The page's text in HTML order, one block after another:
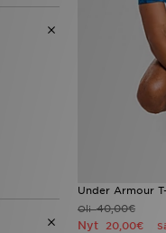
Under Armour
Oli40,00€
Nyt 20,00€